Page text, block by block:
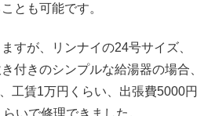
とも可能です。
すが、リンナイの24号サイズ、
付きのシンプルな給湯器の場合、
工賃1万円くらい、出張費5000円
いで修理できました。